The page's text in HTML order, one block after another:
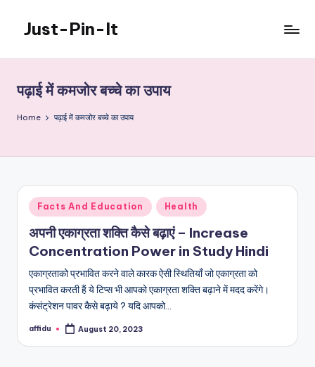
content
Just-Pin-It
पढ़ाई में कमजोर बच्चे का उपाय
Home पढ़ाई में कमजोर बच्चे का उपाय
Posted
in
Facts And Education Health
अपनी एकाग्रता शक्ति कैसे बढ़ाएं – Increase
Concentration Power in Study Hindi
एकाग्रताको प्रभावित करने वाले कारक ऐसी स्थितियाँ जो एकाग्रता को
प्रभावित करती हैं ये टिप्स भी आपको एकाग्रता शक्ति बढ़ाने में मदद करेंगे।
कंसंट्रेशन पावर कैसे बढ़ाये ? यदि आपको…
Posted
affidu August 20, 2023